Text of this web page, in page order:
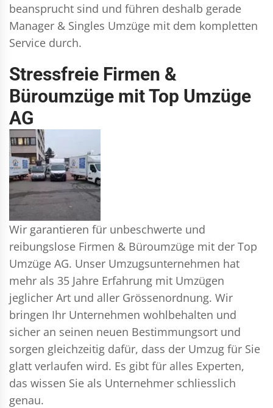
beansprucht sind und führen deshalb gerade
Manager & Singles Umzüge mit dem kompletten
Service durch.
Stressfreie Firmen &
Büroumzüge mit Top Umzüge
AG
Wir garantieren für unbeschwerte und
reibungslose Firmen & Büroumzüge mit der Top
Umzüge AG. Unser Umzugsunternehmen hat
mehr als 35 Jahre Erfahrung mit Umzügen
jeglicher Art und aller Grössenordnung. Wir
bringen Ihr Unternehmen wohlbehalten und
sicher an seinen neuen Bestimmungsort und
sorgen gleichzeitig dafür, dass der Umzug für Sie
glatt verlaufen wird. Es gibt für alles Experten,
das wissen Sie als Unternehmer schliesslich
genau.